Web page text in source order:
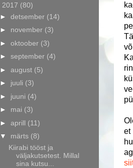
et
2017 (80)
► detsember (14)
► november (3)
► oktoober (3)
► september (4)
► august (5)
► juuli (3)
► juuni (4)
► mai (3)
► aprill (11)
▼ märts (8)
Kiirabi tööst ja
väljakutsetest. Millal
sina kutsu...